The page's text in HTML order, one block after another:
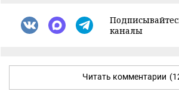
каналы
Читать комментарии